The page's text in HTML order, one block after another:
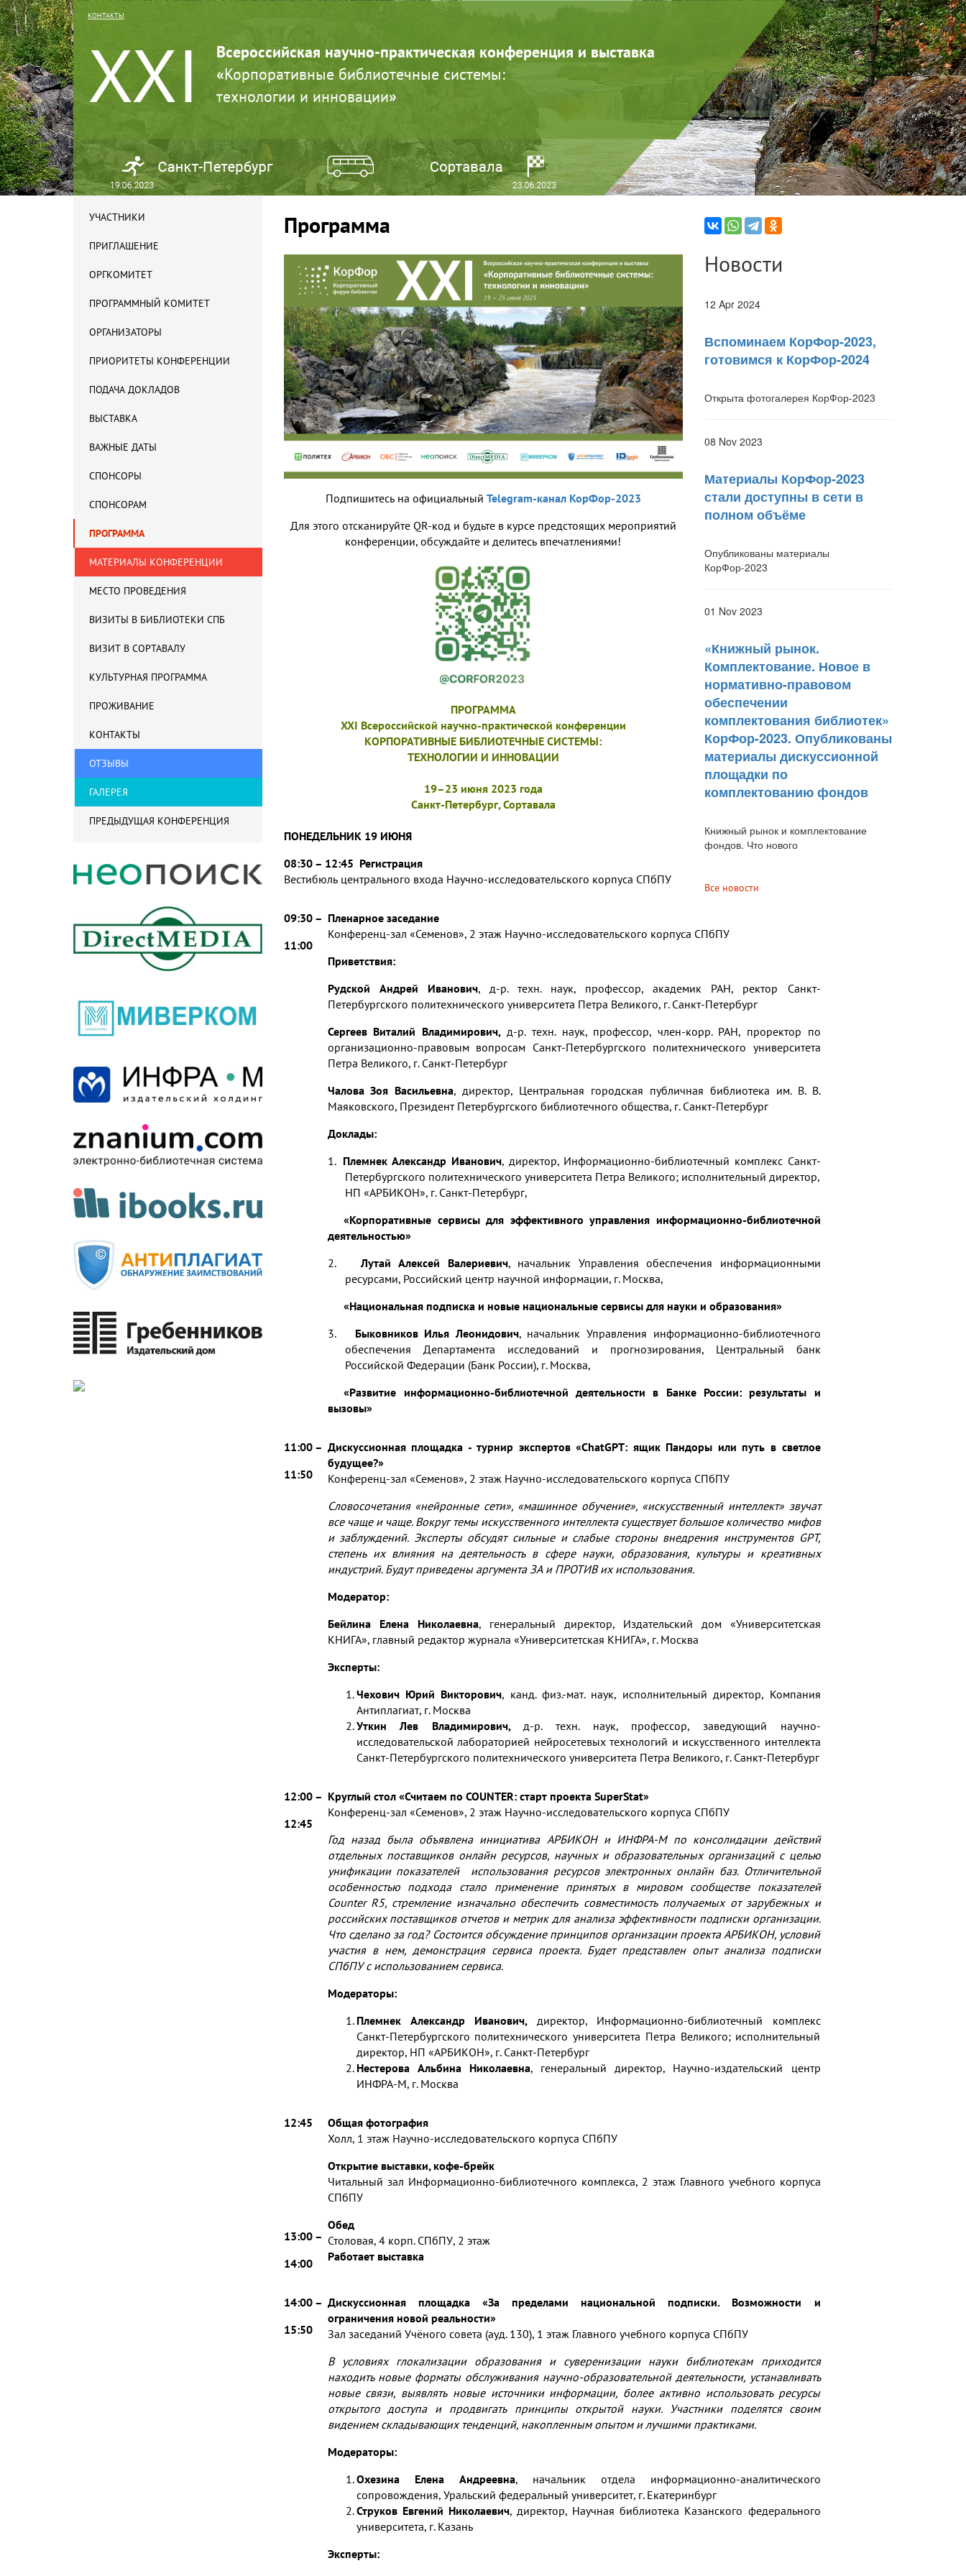
КОНТАКТЫ
XXI
Всероссийская научно-практическая конференция и выставка
«Корпоративные библиотечные системы:
технологии и инновации»
УЧАСТНИКИ
ПРИГЛАШЕНИЕ
ОРГКОМИТЕТ
ПРОГРАММНЫЙ КОМИТЕТ
ОРГАНИЗАТОРЫ
ПРИОРИТЕТЫ КОНФЕРЕНЦИИ
ПОДАЧА ДОКЛАДОВ
ВЫСТАВКА
ВАЖНЫЕ ДАТЫ
СПОНСОРЫ
СПОНСОРАМ
ПРОГРАММА
МАТЕРИАЛЫ КОНФЕРЕНЦИИ
МЕСТО ПРОВЕДЕНИЯ
ВИЗИТЫ В БИБЛИОТЕКИ СПБ
ВИЗИТ В СОРТАВАЛУ
КУЛЬТУРНАЯ ПРОГРАММА
ПРОЖИВАНИЕ
КОНТАКТЫ
ОТЗЫВЫ
ГАЛЕРЕЯ
ПРЕДЫДУЩАЯ КОНФЕРЕНЦИЯ
Программа
Подпишитесь на официальный Telegram-канал КорФор-2023
Для этого отсканируйте QR-код и будьте в курсе предстоящих мероприятий
конференции, обсуждайте и делитесь впечатлениями!
ПРОГРАММА
XXI Всероссийской научно-практической конференции
КОРПОРАТИВНЫЕ БИБЛИОТЕЧНЫЕ СИСТЕМЫ:
ТЕХНОЛОГИИ И ИННОВАЦИИ
19–23 июня 2023 года
Санкт-Петербург, Сортавала
ПОНЕДЕЛЬНИК 19 ИЮНЯ
08:30 – 12:45 Регистрация
Вестибюль центрального входа Научно-исследовательского корпуса СПбПУ
09:30 –
11:00
Пленарное заседание
Конференц-зал «Семенов», 2 этаж Научно-исследовательского корпуса СПбПУ
Приветствия:
Рудской Андрей Иванович, д-р. техн. наук, профессор, академик РАН, ректор Санкт-
Петербургского политехнического университета Петра Великого, г. Санкт-Петербург
Сергеев Виталий Владимирович,д-р. техн. наук, профессор, член-корр. РАН, проректор по
организационно-правовым вопросам Санкт-Петербургского политехнического университета
Петра Великого, г. Санкт-Петербург
Чалова Зоя Васильевна, директор, Центральная городская публичная библиотека им. В. В.
Маяковского, Президент Петербургского библиотечного общества, г. Санкт-Петербург
Доклады:
1. Племнек Александр Иванович, директор, Информационно-библиотечный комплекс Санкт-
Петербургского политехнического университета Петра Великого; исполнительный директор,
НП «АРБИКОН», г. Санкт-Петербург,
«Корпоративные сервисы для эффективного управления информационно-библиотечной
деятельностью»
2.
Лутай Алексей Валериевич, начальник Управления обеспечения информационными
ресурсами, Российский центр научной информации, г. Москва,
«Национальная подписка и новые национальные сервисы для науки и образования»
3.
Быковников Илья Леонидович, начальник Управления информационно-библиотечного
обеспечения Департамента исследований и прогнозирования, Центральный банк
Российской Федерации (Банк России), г. Москва,
«Развитие информационно-библиотечной деятельности в Банке России: результаты и
вызовы»
11:00 –
11:50
Дискуссионная площадка - турнир экспертов «ChatGPT: ящик Пандоры или путь в светлое
будущее?»
Конференц-зал «Семенов», 2 этаж Научно-исследовательского корпуса СПбПУ
Словосочетания «нейронные сети», «машинное обучение», «искусственный интеллект» звучат
все чаще и чаще. Вокруг темы искусственного интеллекта существует большое количество мифов
и заблуждений. Эксперты обсудят сильные и слабые стороны внедрения инструментов GPT,
степень их влияния на деятельность в сфере науки, образования, культуры и креативных
индустрий. Будут приведены аргумента ЗА и ПРОТИВ их использования.
Модератор:
Бейлина Елена Николаевна, генеральный директор, Издательский дом «Университетская
КНИГА», главный редактор журнала «Университетская КНИГА», г. Москва
Эксперты:
Чехович Юрий Викторович, канд. физ.-мат. наук, исполнительный директор, Компания
Антиплагиат, г. Москва
Уткин Лев Владимирович, д-р. техн. наук, профессор, заведующий научно-
исследовательской лабораторией нейросетевых технологий и искусственного интеллекта
Санкт-Петербургского политехнического университета Петра Великого, г. Санкт-Петербург
12:00 –
12:45
Круглый стол «Считаем по COUNTER: старт проекта SuperStat»
Конференц-зал «Семенов», 2 этаж Научно-исследовательского корпуса СПбПУ
Год назад была объявлена инициатива АРБИКОН и ИНФРА-М по консолидации действий
отдельных поставщиков онлайн ресурсов, научных и образовательных организаций с целью
унификации показателей
использования ресурсов электронных онлайн баз. Отличительной
особенностью подхода стало применение принятых в мировом сообществе показателей
Counter R5, стремление изначально обеспечить совместимость получаемых от зарубежных и
российских поставщиков отчетов и метрик для анализа эффективности подписки организации.
Что сделано за год? Состоится обсуждение принципов организации проекта АРБИКОН, условий
участия в нем, демонстрация сервиса проекта. Будет представлен опыт анализа подписки
СПбПУ с использованием сервиса.
Модераторы:
Племнек Александр Иванович, директор, Информационно-библиотечный комплекс
Санкт-Петербургского политехнического университета Петра Великого; исполнительный
директор, НП «АРБИКОН», г. Санкт-Петербург
Нестерова Альбина Николаевна, генеральный директор, Научно-издательский центр
ИНФРА-М, г. Москва
12:45
Общая фотография
Холл, 1 этаж Научно-исследовательского корпуса СПбПУ
Открытие выставки, кофе-брейк
Читальный зал Информационно-библиотечного комплекса, 2 этаж Главного учебного корпуса
СПбПУ
13:00 –
14:00
Обед
Столовая, 4 корп. СПбПУ, 2 этаж
Работает выставка
14:00 –
15:50
Дискуссионная площадка «За пределами национальной подписки. Возможности и
ограничения новой реальности»
Зал заседаний Учёного совета (ауд. 130), 1 этаж Главного учебного корпуса СПбПУ
В условиях глокализации образования и суверенизации науки библиотекам приходится
находить новые форматы обслуживания научно-образовательной деятельности, устанавливать
новые связи, выявлять новые источники информации, более активно использовать ресурсы
открытого доступа и продвигать принципы открытой науки. Участники поделятся своим
видением складывающих тенденций, накопленным опытом и лучшими практиками.
Модераторы:
Охезина Елена Андреевна, начальник отдела информационно-аналитического
сопровождения, Уральский федеральный университет, г. Екатеринбург
Струков Евгений Николаевич, директор, Научная библиотека Казанского федерального
университета, г. Казань
Эксперты:
Новости
12 Apr 2024
Вспоминаем КорФор-2023,
готовимся к КорФор-2024
Открыта фотогалерея КорФор-2023
08 Nov 2023
Материалы КорФор-2023
стали доступны в сети в
полном объёме
Опубликованы материалы
КорФор-2023
01 Nov 2023
«Книжный рынок.
Комплектование. Новое в
нормативно-правовом
обеспечении
комплектования библиотек»
КорФор-2023. Опубликованы
материалы дискуссионной
площадки по
комплектованию фондов
Книжный рынок и комплектование
фондов. Что нового
Все новости